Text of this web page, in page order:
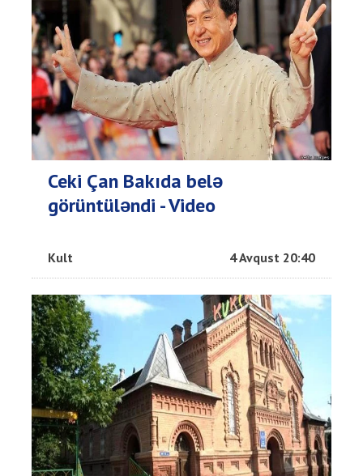
Ceki Çan Bakıda belə
görüntüləndi - Video
Kult 4 Avqust 20:40